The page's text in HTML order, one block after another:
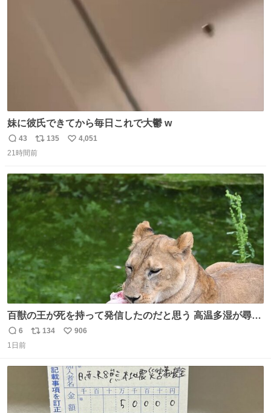
妹に彼氏できてから毎日これで大鬱 w
返
信
43
リ
ポ
ト
数
135
い
数
4,051
21時間前
百獣の王が死を持って発信したのだと思う 高温多湿が尋常
でない日本の夏 どうか早急に飼育の環境を見直して 動物の
命を護ってください…と 治療中のライオンが助かりますよ
動物公園にて 残念ながら個体の識別は出来ません
返
信
6
リ
134
い
数
906
1日前